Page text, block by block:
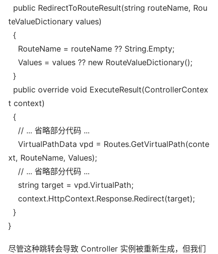
public RedirectToRouteResult(string routeName, Rou
teValueDictionary values)
{
RouteName = routeName ?? String.Empty;
Values = values ?? new RouteValueDictionary();
}
public override void ExecuteResult(ControllerContex
t context)
{
// ... 省略部分代码 ...
VirtualPathData vpd = Routes.GetVirtualPath(conte
xt, RouteName, Values);
// ... 省略部分代码 ...
string target = vpd.VirtualPath;
context.HttpContext.Response.Redirect(target);
}
}
尽管这种跳转会导致 Controller 实例被重新生成，但我们